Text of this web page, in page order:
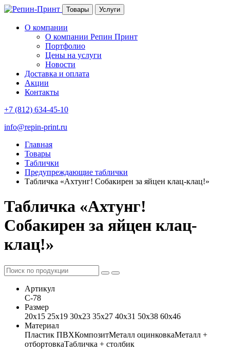
Товары Услуги
О компании
О компании Репин Принт
Портфолио
Цены на услуги
Новости
Доставка и оплата
Акции
Контакты
+7 (812) 634-45-10
info@repin-print.ru
Главная
Товары
Таблички
Предупреждающие таблички
Табличка «Ахтунг! Собакирен за яйцен клац-клац!»
Табличка «Ахтунг!
Собакирен за яйцен клац-
клац!»
Артикул
С-78
Размер
20x15 25x19 30x23 35x27 40x31 50x38 60x46
Материал
Пластик ПВХКомпозитМеталл оцинковкаМеталл +
отбортовкаТабличка + столбик